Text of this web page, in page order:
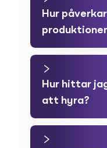
Hur
Hur hittar
att hyra?